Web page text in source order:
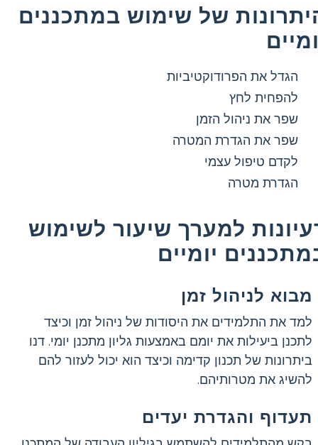
של שימוש במתכננים
הגדל את הפרודוקטיביות
להפחית לחץ
שפר את ניהול הזמן
שפר את הגדרת המטרה
לקדם טיפול עצמי
הגדרת מטרה
למערך שיעור לשימוש
יומיים
מבוא לניהול זמן
למד את התלמידים את היסודות של ניהול זמן וכיצד
לתכנן ביעילות את יומם באמצעות גליון מתכנן יומי. דנו
ביתרונות של תכנון קדימה וכיצד הוא יכול לעזור להם
להשיג את מטרותיהם.
תעדוף והגדרת יעדים